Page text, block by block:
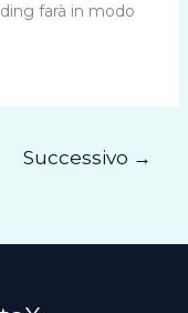
farà in modo
Successivo →